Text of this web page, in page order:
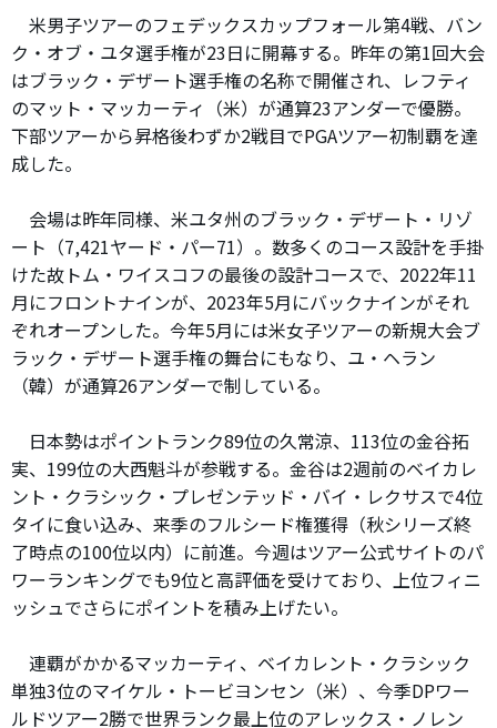
米男子ツアーのフェデックスカップフォール第4戦、バン
ク・オブ・ユタ選手権が23日に開幕する。昨年の第1回大会
はブラック・デザート選手権の名称で開催され、レフティ
のマット・マッカーティ（米）が通算23アンダーで優勝。
下部ツアーから昇格後わずか2戦目でPGAツアー初制覇を達
成した。
会場は昨年同様、米ユタ州のブラック・デザート・リゾ
ート（7,421ヤード・パー71）。数多くのコース設計を手掛
けた故トム・ワイスコフの最後の設計コースで、2022年11
月にフロントナインが、2023年5月にバックナインがそれ
ぞれオープンした。今年5月には米女子ツアーの新規大会ブ
ラック・デザート選手権の舞台にもなり、ユ・ヘラン
（韓）が通算26アンダーで制している。
日本勢はポイントランク89位の久常涼、113位の金谷拓
実、199位の大西魁斗が参戦する。金谷は2週前のベイカレ
ント・クラシック・プレゼンテッド・バイ・レクサスで4位
タイに食い込み、来季のフルシード権獲得（秋シリーズ終
了時点の100位以内）に前進。今週はツアー公式サイトのパ
ワーランキングでも9位と高評価を受けており、上位フィニ
ッシュでさらにポイントを積み上げたい。
連覇がかかるマッカーティ、ベイカレント・クラシック
単独3位のマイケル・トービヨンセン（米）、今季DPワー
ルドツアー2勝で世界ランク最上位のアレックス・ノレン